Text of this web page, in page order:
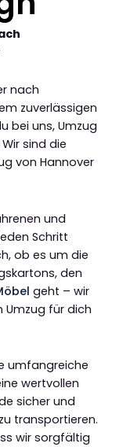
nach
zuverlässigen
bei uns, Umzug
sind die
von Hannover
und
Schritt
ob es um die
den
geht – wir
Umzug für dich
umfangreiche
wertvollen
sicher und
transportieren.
wir sorgfältig